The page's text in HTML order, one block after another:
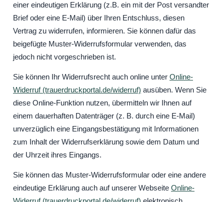
einer eindeutigen Erklärung (z.B. ein mit der Post versandter
Brief oder eine E-Mail) über Ihren Entschluss, diesen
Vertrag zu widerrufen, informieren. Sie können dafür das
beigefügte Muster-Widerrufsformular verwenden, das
jedoch nicht vorgeschrieben ist.
Sie können Ihr Widerrufsrecht auch online unter Online-
Widerruf (trauerdruckportal.de/widerruf) ausüben. Wenn Sie
diese Online-Funktion nutzen, übermitteln wir Ihnen auf
einem dauerhaften Datenträger (z. B. durch eine E-Mail)
unverzüglich eine Eingangsbestätigung mit Informationen
zum Inhalt der Widerrufserklärung sowie dem Datum und
der Uhrzeit ihres Eingangs.
Sie können das Muster-Widerrufsformular oder eine andere
eindeutige Erklärung auch auf unserer Webseite Online-